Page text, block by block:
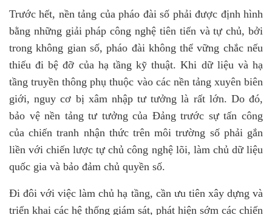
Trước hết, nền tảng của pháo đài số phải được định hình
bằng những giải pháp công nghệ tiên tiến và tự chủ, bởi
trong không gian số, pháo đài không thể vững chắc nếu
thiếu đi bệ đỡ của hạ tầng kỹ thuật. Khi dữ liệu và hạ
tầng truyền thông phụ thuộc vào các nền tảng xuyên biên
giới, nguy cơ bị xâm nhập tư tưởng là rất lớn. Do đó,
bảo vệ nền tảng tư tưởng của Đảng trước sự tấn công
của chiến tranh nhận thức trên môi trường số phải gắn
liền với chiến lược tự chủ công nghệ lõi, làm chủ dữ liệu
quốc gia và bảo đảm chủ quyền số.
Đi đôi với việc làm chủ hạ tầng, cần ưu tiên xây dựng và
triển khai các hệ thống giám sát, phát hiện sớm các chiến